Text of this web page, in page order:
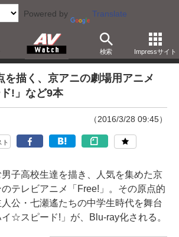
Powered by Translate
検索 Impressサイト
」の更新情報
を描く、京アニの劇場用アニメ
!」など9本
（2016/3/28 09:45）
ト
子高校生達を描き、人気を集めた京
テレビアニメ「Free!」。その原点的
公・七瀬遙たちの中学生時代を舞台
☆スピード!」が、Blu-ray化される。